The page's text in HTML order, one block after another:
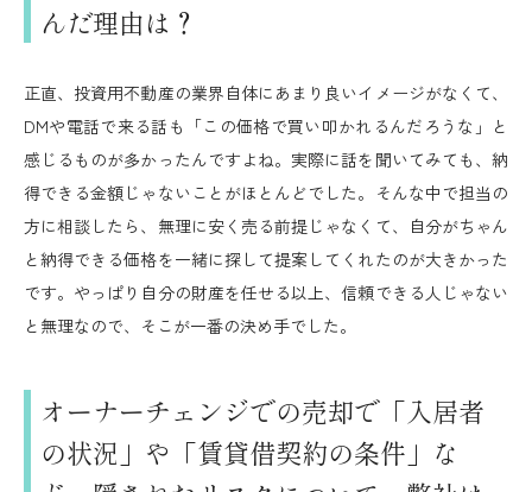
んだ理由は？
正直、投資用不動産の業界自体にあまり良いイメージがなくて、
DMや電話で来る話も「この価格で買い叩かれるんだろうな」と
感じるものが多かったんですよね。実際に話を聞いてみても、納
得できる金額じゃないことがほとんどでした。そんな中で担当の
方に相談したら、無理に安く売る前提じゃなくて、自分がちゃん
と納得できる価格を一緒に探して提案してくれたのが大きかった
です。やっぱり自分の財産を任せる以上、信頼できる人じゃない
と無理なので、そこが一番の決め手でした。
オーナーチェンジでの売却で「入居者
の状況」や「賃貸借契約の条件」な